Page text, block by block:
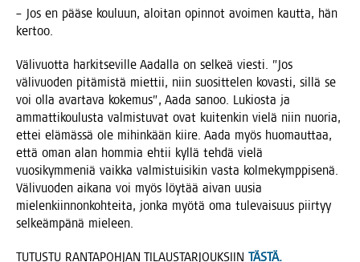
– Jos en pää­se kou­luun, aloi­tan opin­not avoi­men kaut­ta, hän
kertoo.
Väli­vuot­ta har­kit­se­vil­le Aadal­la on sel­keä vies­ti. ”Jos
väli­vuo­den pitä­mis­tä miet­tii, niin suo­sit­te­len kovas­ti, sil­lä se
voi olla avar­ta­va koke­mus”, Aada sanoo. Lukios­ta ja
ammat­ti­kou­lus­ta val­mis­tu­vat ovat kui­ten­kin vie­lä niin nuo­ria,
ettei elä­mäs­sä ole mihin­kään kii­re. Aada myös huo­maut­taa,
että oman alan hom­mia ehtii kyl­lä teh­dä vie­lä
vuo­si­kym­me­niä vaik­ka val­mis­tui­si­kin vas­ta kol­me­kymp­pi­se­nä.
Väli­vuo­den aika­na voi myös löy­tää aivan uusia
mie­len­kiin­non­koh­tei­ta, jon­ka myö­tä oma tule­vai­suus piir­tyy
sel­keäm­pä­nä mieleen.
TUTUSTU RANTAPOHJAN TILAUSTARJOUKSIIN TÄSTÄ.